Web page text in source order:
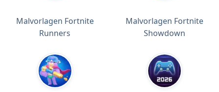
Malvorlagen Fortnite
Runners
Malvorlagen Fortnite
Showdown